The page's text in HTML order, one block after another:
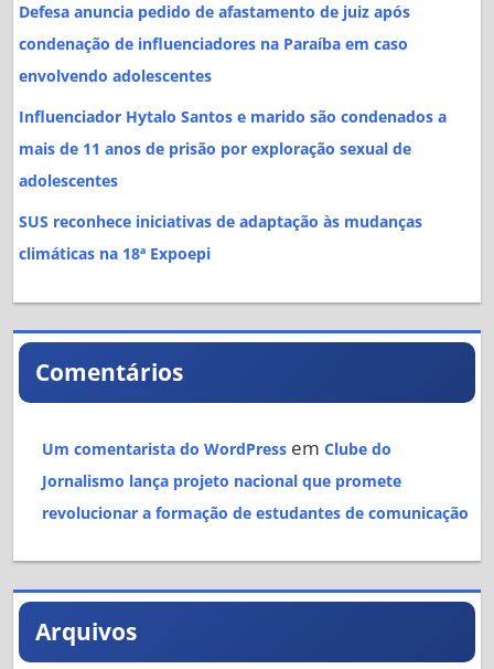
Defesa anuncia pedido de afastamento de juiz após
condenação de influenciadores na Paraíba em caso
envolvendo adolescentes
Influenciador Hytalo Santos e marido são condenados a
mais de 11 anos de prisão por exploração sexual de
adolescentes
SUS reconhece iniciativas de adaptação às mudanças
climáticas na 18ª Expoepi
Comentários
Um comentarista do WordPress emClube do
Jornalismo lança projeto nacional que promete
revolucionar a formação de estudantes de comunicação
Arquivos